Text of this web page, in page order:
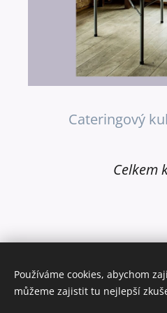
Cateringový
Celkem
Používáme cookies, abychom
můžeme zajistit tu nejlepší